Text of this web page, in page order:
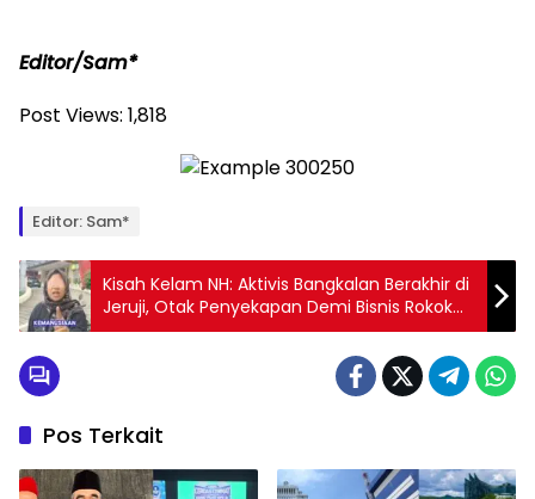
Editor/Sam*
Post Views: 1,818
Editor: Sam*
Kisah Kelam NH: Aktivis Bangkalan Berakhir di
Jeruji, Otak Penyekapan Demi Bisnis Rokok
Ilegal
Pos Terkait